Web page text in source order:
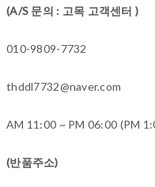
(A/S 문의 : 고목 고객센터 )
010-9809-7732
thddl7732@naver.com
AM 11:00 ~ PM 06:00 (PM
(반품주소)